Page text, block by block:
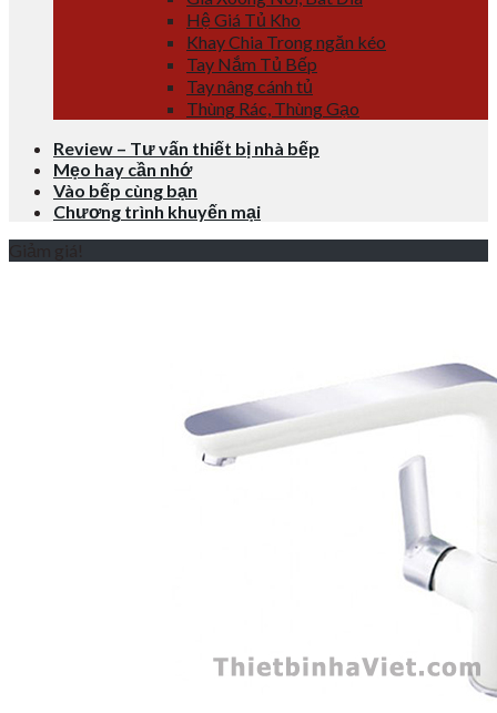
Hệ Giá Tủ Kho
Khay Chia Trong ngăn kéo
Tay Nắm Tủ Bếp
Tay nâng cánh tủ
Thùng Rác, Thùng Gạo
Review – Tư vấn thiết bị nhà bếp
Mẹo hay cần nhớ
Vào bếp cùng bạn
Chương trình khuyến mại